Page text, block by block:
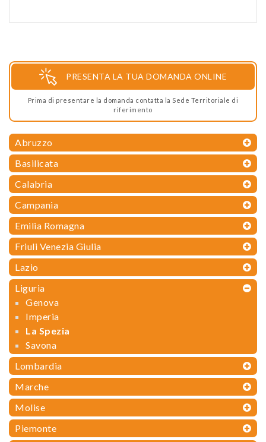
PRESENTA LA TUA DOMANDA ONLINE
Prima di presentare la domanda contatta la Sede Territoriale di
riferimento
Abruzzo
Basilicata
Calabria
Campania
Emilia Romagna
Friuli Venezia Giulia
Lazio
Liguria
Genova
Imperia
La Spezia
Savona
Lombardia
Marche
Molise
Piemonte